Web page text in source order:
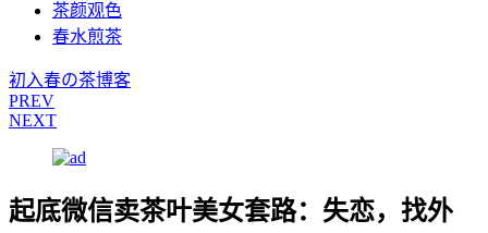
茶颜观色
春水煎茶
初入春の茶博客
PREV
NEXT
起底微信卖茶叶美女套路：失恋，找外